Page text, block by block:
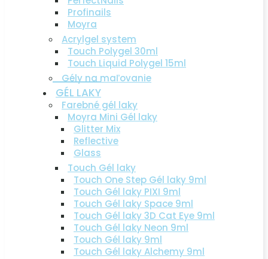
Profinails
Moyra
Acrylgel system
Touch Polygel 30ml
Touch Liquid Polygel 15ml
Gély na maľovanie
GÉL LAKY
Farebné gél laky
Moyra Mini Gél laky
Glitter Mix
Reflective
Glass
Touch Gél laky
Touch One Step Gél laky 9ml
Touch Gél laky PIXI 9ml
Touch Gél laky Space 9ml
Touch Gél laky 3D Cat Eye 9ml
Touch Gél laky Neon 9ml
Touch Gél laky 9ml
Touch Gél laky Alchemy 9ml